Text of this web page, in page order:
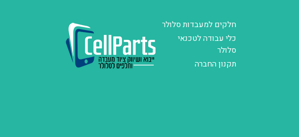
חלקים למעבדות סלולר
כלי עבודה לטכנאי
סלולר
תקנון החברה